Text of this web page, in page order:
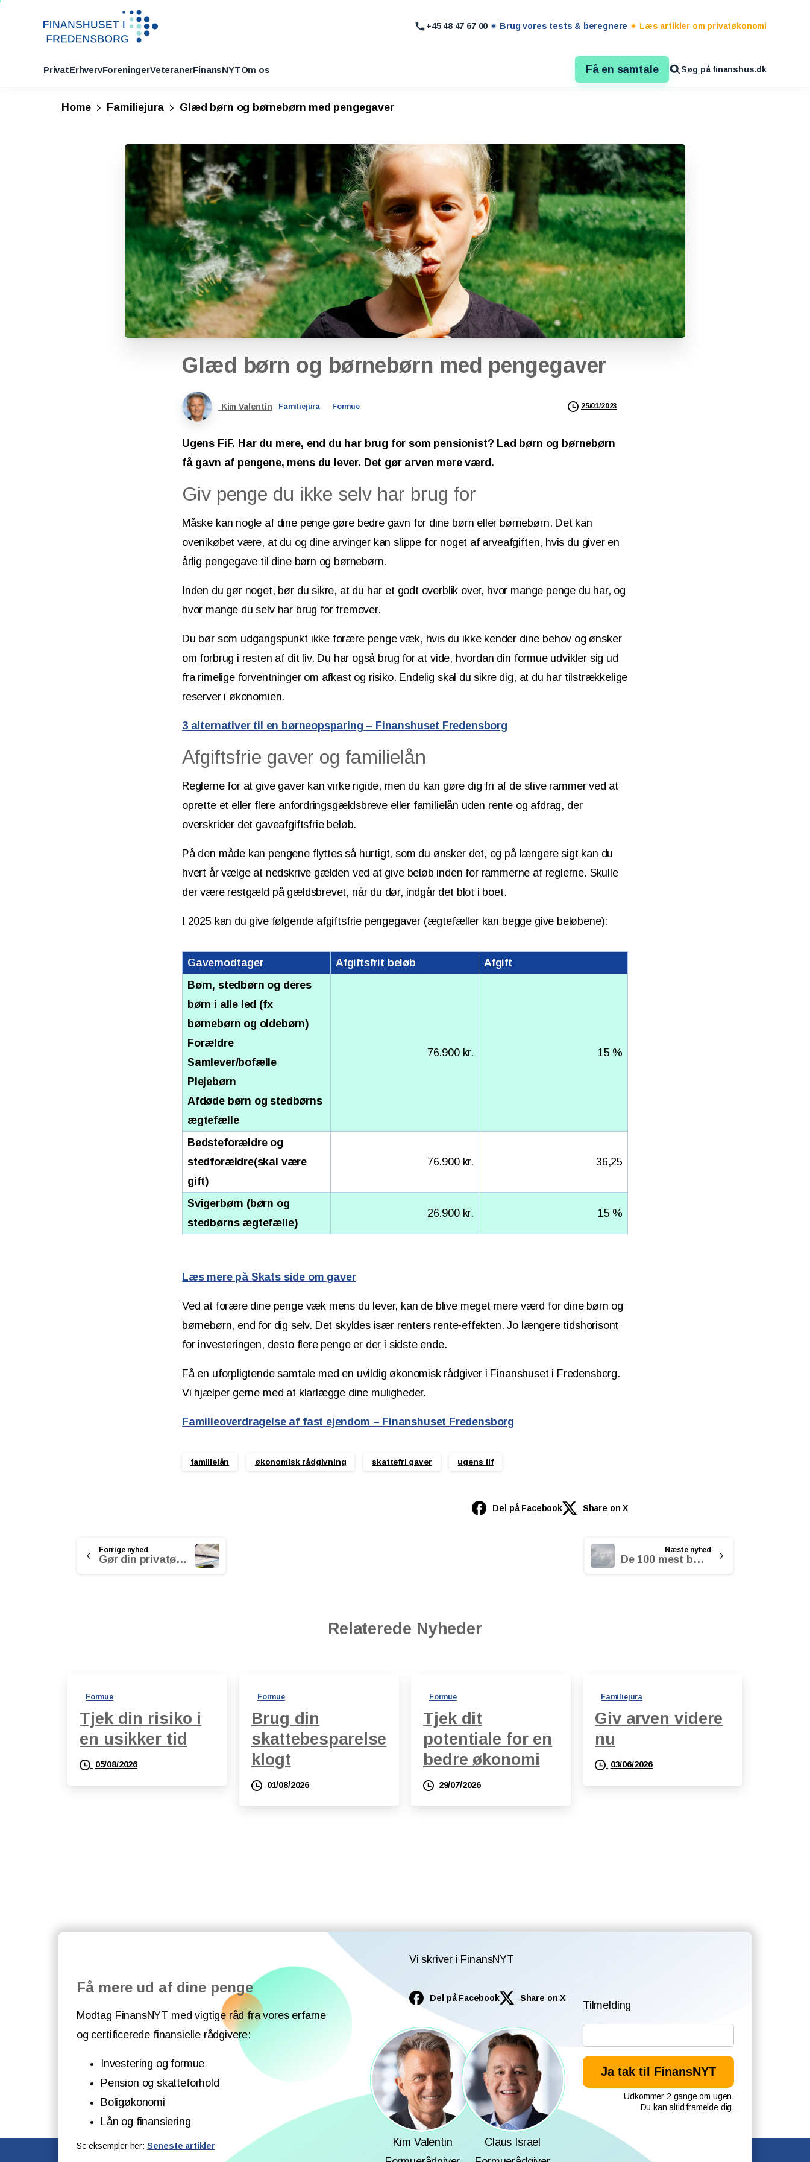
+45 48 47 67 00 Brug vores tests & beregnere Læs artikler om privatøkonomi
PrivatErhvervForeningerVeteranerFinansNYTOm os Få en samtale Søg på finanshus.dk
Home Familiejura Glæd børn og børnebørn med pengegaver
Glæd børn og børnebørn med pengegaver
Kim Valentin Familiejura Formue 25/01/2023
Ugens FiF. Har du mere, end du har brug for som pensionist? Lad børn og børnebørn
få gavn af pengene, mens du lever. Det gør arven mere værd.
Giv penge du ikke selv har brug for
Måske kan nogle af dine penge gøre bedre gavn for dine børn eller børnebørn. Det kan
ovenikøbet være, at du og dine arvinger kan slippe for noget af arveafgiften, hvis du giver en
årlig pengegave til dine børn og børnebørn.
Inden du gør noget, bør du sikre, at du har et godt overblik over, hvor mange penge du har, og
hvor mange du selv har brug for fremover.
Du bør som udgangspunkt ikke forære penge væk, hvis du ikke kender dine behov og ønsker
om forbrug i resten af dit liv. Du har også brug for at vide, hvordan din formue udvikler sig ud
fra rimelige forventninger om afkast og risiko. Endelig skal du sikre dig, at du har tilstrækkelige
reserver i økonomien.
3 alternativer til en børneopsparing – Finanshuset Fredensborg
Afgiftsfrie gaver og familielån
Reglerne for at give gaver kan virke rigide, men du kan gøre dig fri af de stive rammer ved at
oprette et eller flere anfordringsgældsbreve eller familielån uden rente og afdrag, der
overskrider det gaveafgiftsfrie beløb.
På den måde kan pengene flyttes så hurtigt, som du ønsker det, og på længere sigt kan du
hvert år vælge at nedskrive gælden ved at give beløb inden for rammerne af reglerne. Skulle
der være restgæld på gældsbrevet, når du dør, indgår det blot i boet.
I 2025 kan du give følgende afgiftsfrie pengegaver (ægtefæller kan begge give beløbene):
Gavemodtager Afgiftsfrit beløb
Afgift
Børn, stedbørn og deres
børn i alle led (fx
børnebørn og oldebørn)
Forældre
Samlever/bofælle
Plejebørn
Afdøde børn og stedbørns
ægtefælle
76.900 kr. 15 %
Bedsteforældre og
stedforældre(skal være
gift)
76.900 kr. 36,25
Svigerbørn (børn og
stedbørns ægtefælle)
26.900 kr. 15 %
Læs mere på Skats side om gaver
Ved at forære dine penge væk mens du lever, kan de blive meget mere værd for dine børn og
børnebørn, end for dig selv. Det skyldes især renters rente-effekten. Jo længere tidshorisont
for investeringen, desto flere penge er der i sidste ende.
Få en uforpligtende samtale med en uvildig økonomisk rådgiver i Finanshuset i Fredensborg.
Vi hjælper gerne med at klarlægge dine muligheder.
Familieoverdragelse af fast ejendom – Finanshuset Fredensborg
familielån økonomisk rådgivning skattefri gaver ugens fif
Del på Facebook Share on X
Continue
Reading
Forrige nyhed
Gør din privatøkonomi klar til 2023
Næste nyhed
De 100 mest bæredygtige virksomheder
Relaterede Nyheder
Formue
Tjek din risiko i
en usikker tid
05/08/2026
Formue
Brug din
skattebesparelse
klogt
01/08/2026
Formue
Tjek dit
potentiale for en
bedre økonomi
29/07/2026
Familiejura
Giv arven videre
nu
03/06/2026
Få mere ud af dine penge
Modtag FinansNYT med vigtige råd fra vores erfarne
og certificerede finansielle rådgivere:
Investering og formue
Pension og skatteforhold
Boligøkonomi
Lån og finansiering
Se eksempler her: Seneste artikler
Vi skriver i FinansNYT
Del på Facebook Share on X
Kim Valentin
Claus Israel
Tilmelding
Udkommer 2 gange om ugen.
Du kan altid framelde dig.